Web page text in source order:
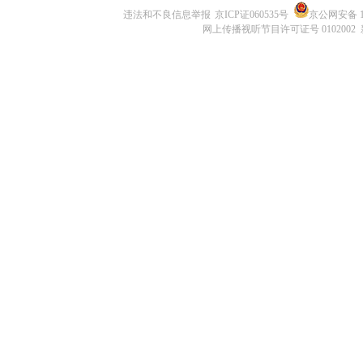
违法和不良信息举报 京ICP证060535号
京公网安备
网上传播视听节目许可证号 0102002